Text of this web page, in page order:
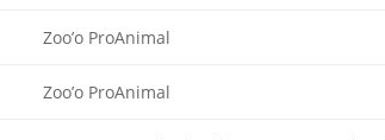
Zoo’o ProAnimal
Zoo’o ProAnimal